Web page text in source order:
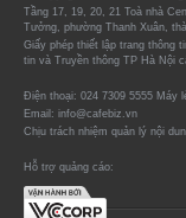
Tầng 17, 19, 20, 21 Toà nhà
Tưởng, phường Thanh Xuân,
Giấy phép thiết lập trang thông
tin và Truyền thông TP Hà Nội
Điện thoại: 024 7309 5555 Máy
Email: info@cafebiz.vn
Chịu trách nhiệm quản lý nội
Hỗ trợ quảng cáo: